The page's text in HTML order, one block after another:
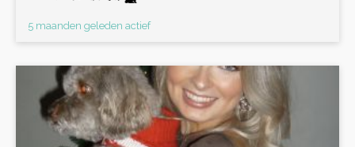
5 maanden geleden actief